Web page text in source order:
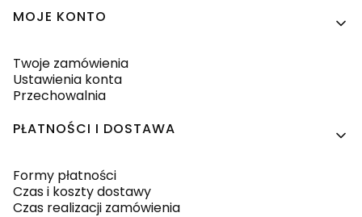
MOJE KONTO
Twoje zamówienia
Ustawienia konta
Przechowalnia
PŁATNOŚCI I DOSTAWA
Formy płatności
Czas i koszty dostawy
Czas realizacji zamówienia